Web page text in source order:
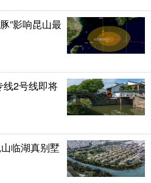
”影响昆山最
线2号线即将
临湖真别墅